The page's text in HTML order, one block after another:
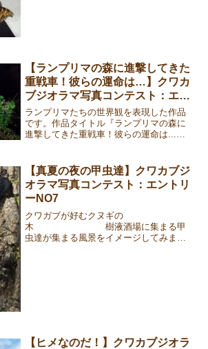
【ランプリマの森に進撃してきた
重戦車！彼らの運命は…】クワカ
ブジオラマ写真コンテスト：エン
トリーNO13
ランプリマたちの世界観を表現した作品
です。作品タイトル『ランプリマの森に
進撃してきた重戦車！彼らの運命は...』
です。ミニチュアフィギュアを用いて人
間や牛より大きなラン...
【真夏の夜の甲虫達】クワカブジ
オラマ写真コンテスト：エントリ
ーNO7
クワガブが好むクヌギの
木 樹液酒場に集まる甲
虫達が集まる風景をイメージしてみまし
【ヒメなのだ！】クワカブジオラ